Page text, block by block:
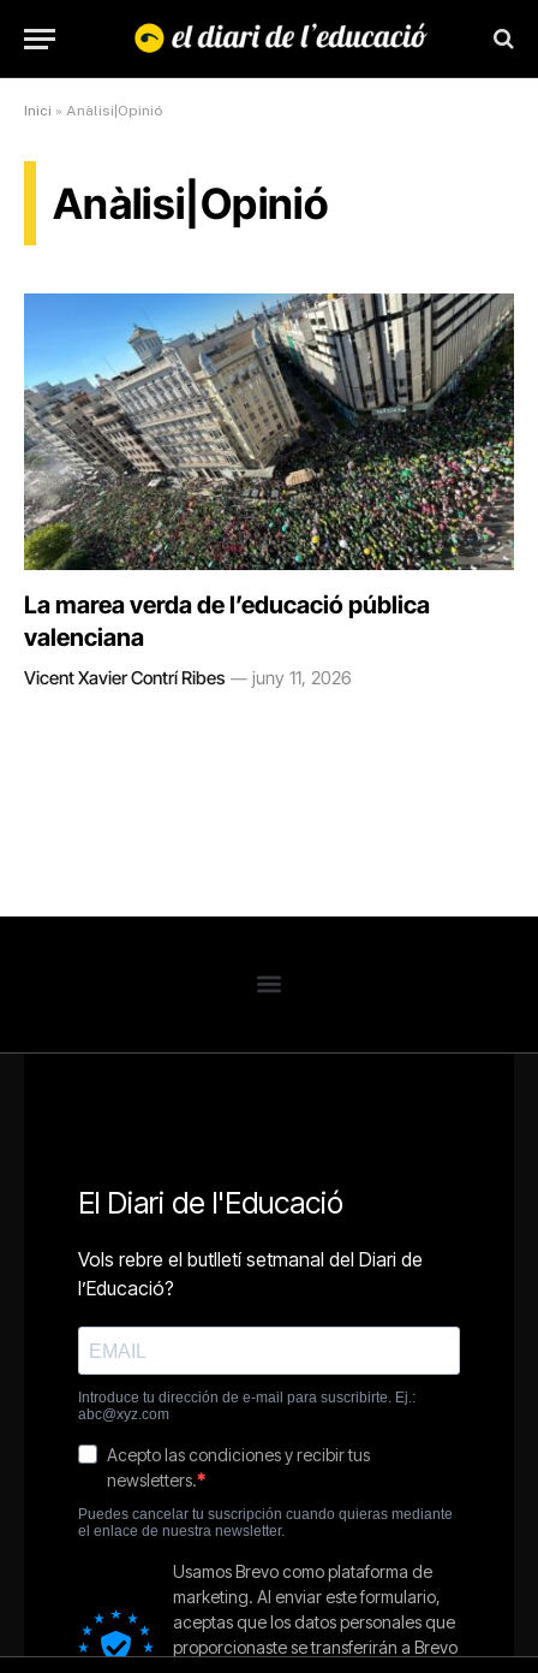
Inici » Anàlisi|Opinió
Anàlisi|Opinió
La marea verda de l’educació pública
valenciana
Vicent Xavier Contrí Ribes juny 11, 2026